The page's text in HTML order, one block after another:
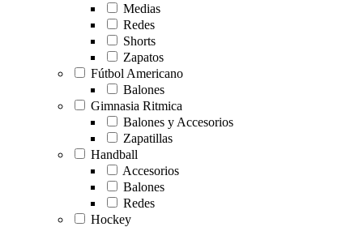
Medias
Redes
Shorts
Zapatos
Fútbol Americano
Balones
Gimnasia Ritmica
Balones y Accesorios
Zapatillas
Handball
Accesorios
Balones
Redes
Hockey